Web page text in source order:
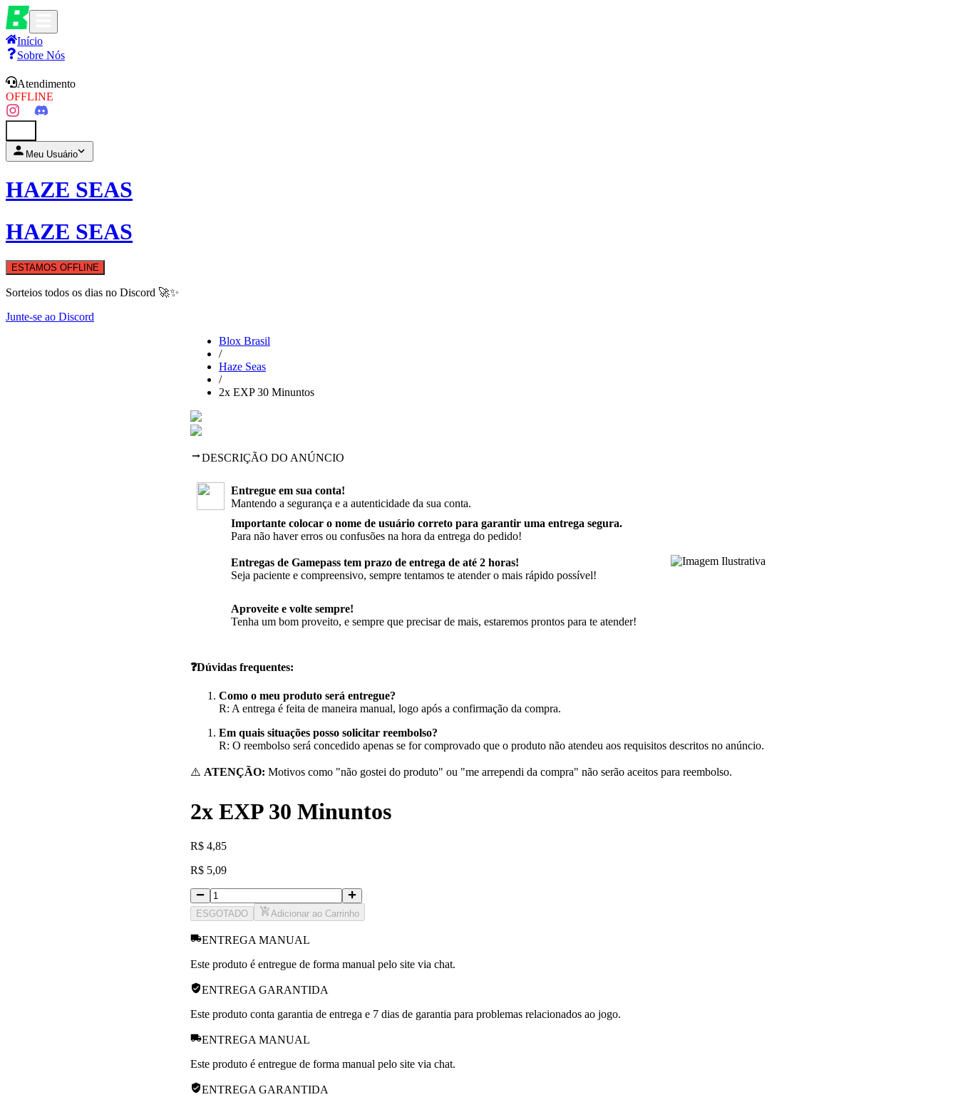
Início
Sobre Nós
Atendimento
OFFLINE
Meu Usuário
HAZE SEAS
HAZE SEAS
ESTAMOS OFFLINE
Sorteios todos os dias no Discord 🚀✨
Junte-se ao Discord
Blox Brasil
/
Haze Seas
/
2x EXP 30 Minuntos
DESCRIÇÃO DO ANÚNCIO
Entregue em sua conta!
Mantendo a segurança e a autenticidade da sua conta.
Importante colocar o nome de usuário correto para garantir uma entrega segura.
Para não haver erros ou confusões na hora da entrega do pedido!
Entregas de Gamepass tem prazo de entrega de até 2 horas!
Seja paciente e compreensivo, sempre tentamos te atender o mais rápido possível!
Aproveite e volte sempre!
Tenha um bom proveito, e sempre que precisar de mais, estaremos prontos para te atender!
❓Dúvidas frequentes:
Como o meu produto será entregue?
R: A entrega é feita de maneira manual, logo após a confirmação da compra.
Em quais situações posso solicitar reembolso?
R: O reembolso será concedido apenas se for comprovado que o produto não atendeu aos requisitos descritos no anúncio.
⚠️ ATENÇÃO: Motivos como "não gostei do produto" ou "me arrependi da compra" não serão aceitos para reembolso.
2x EXP 30 Minuntos
R$ 4,85
R$ 5,09
ESGOTADO Adicionar ao Carrinho
ENTREGA MANUAL
Este produto é entregue de forma manual pelo site via chat.
ENTREGA GARANTIDA
Este produto conta garantia de entrega e 7 dias de garantia para problemas relacionados ao jogo.
ENTREGA MANUAL
Este produto é entregue de forma manual pelo site via chat.
ENTREGA GARANTIDA